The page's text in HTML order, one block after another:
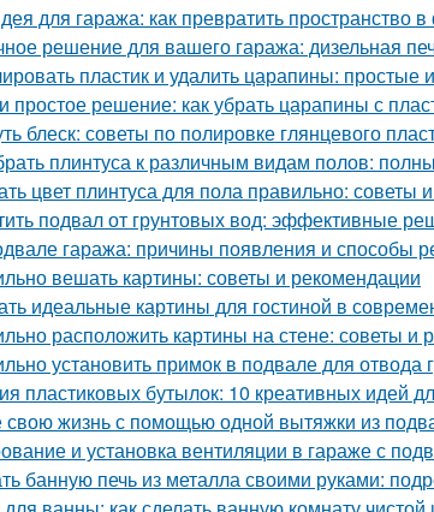
для гаража: как превратить пространство
решение для вашего гаража: дизельная
пластик и удалить царапины:
простое решение: как убрать царапины с
блеск: советы по полировке глянцевого
плинтуса к различным видам полов:
цвет плинтуса для пола правильно: советы
подвал от грунтовых вод: эффективные
гаража: причины появления и способы
вешать картины: советы и рекомендации
идеальные картины для гостиной в
расположить картины на стене: советы и
установить примок в подвале для отвода
пластиковых бутылок: 10 креативных идей
свою жизнь с помощью одной вытяжки из
и установка вентиляции в гараже с
банную печь из металла своими руками: